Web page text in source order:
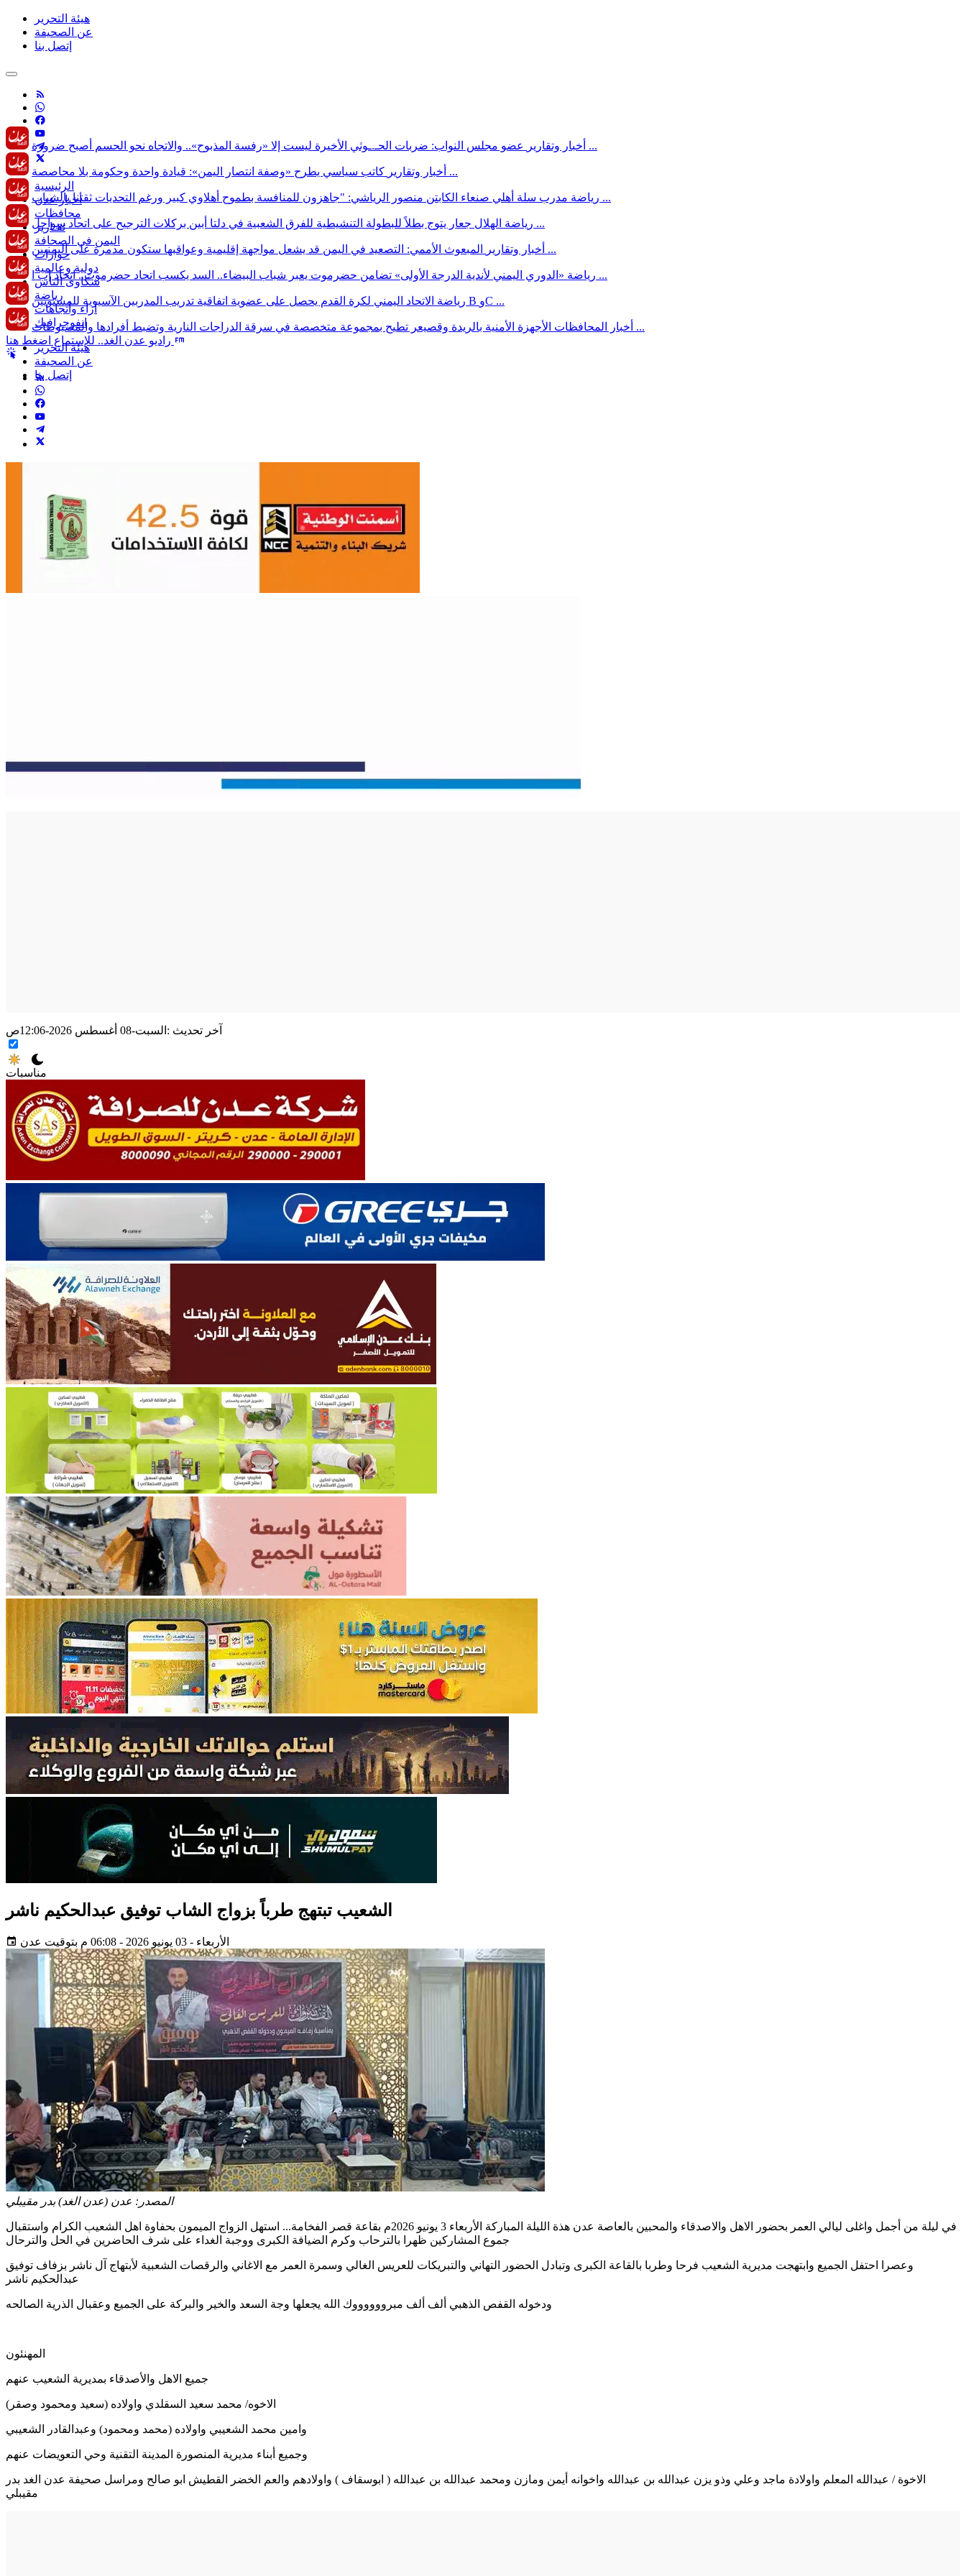
هيئة التحرير
عن الصحيفة
إتصل بنا
الرئيسية
أخبار عدن
محافظات
تقـارير
اليمن في الصحافة
حوارات
دولية وعالمية
شكاوى الناس
رياضة
آراء وأتجاهات
انفوجرافيك
هيئة التحرير
عن الصحيفة
إتصل بنا
أخبار وتقارير عضو مجلس النواب: ضربات الحـ.ـوثي الأخيرة ليست إلا «رفسة المذبوح».. والاتجاه نحو الحسم أصبح ضرورة ...
أخبار وتقارير كاتب سياسي يطرح «وصفة انتصار اليمن»: قيادة واحدة وحكومة بلا محاصصة ...
رياضة مدرب سلة أهلي صنعاء الكابتن منصور الرياشي: "جاهزون للمنافسة بطموح أهلاوي كبير ورغم التحديات ثقتنا بالشباب ...
رياضة الهلال جعار يتوج بطلاً للبطولة التنشيطية للفرق الشعبية في دلتا أبين بركلات الترجيح على اتحاد سواحل ...
أخبار وتقارير المبعوث الأممي: التصعيد في اليمن قد يشعل مواجهة إقليمية وعواقبها ستكون مدمرة على اليمنيين ...
رياضة «الدوري اليمني لأندية الدرجة الأولى» تضامن حضرموت يعبر شباب البيضاء.. السد يكسب اتحاد حضرموت.. اتحاد إب ا ...
رياضة الاتحاد اليمني لكرة القدم يحصل على عضوية اتفاقية تدريب المدربين الآسيوية للمستويين B وC ...
أخبار المحافظات الأجهزة الأمنية بالريدة وقصيعر تطيح بمجموعة متخصصة في سرقة الدراجات النارية وتضبط أفرادها والمضبوطات ...
آخر تحديث : السبت-08 أغسطس 2026-12:06ص
مناسبات
الشعيب تبتهج طرباً بزواج الشاب توفيق عبدالحكيم ناشر
الأربعاء - 03 يونيو 2026 - 06:08 م بتوقيت عدن
المصدر: عدن (عدن الغد) بدر مقيبلي
في ليلة من أجمل واغلى ليالي العمر بحضور الاهل والاصدقاء والمحبين بالعاصة عدن هذة الليلة المباركة الأربعاء 3 يونيو 2026م بقاعة قصر الفخامة... استهل الزواج الميمون بحفاوة اهل الشعيب الكرام واستقبال
جموع المشاركين ظهرا بالترحاب وكرم الضيافة الكبرى ووجبة الغداء على شرف الحاضرين في الحل والترحال
وعصرا احتفل الجميع وابتهجت مديرية الشعيب فرحا وطربا بالقاعة الكبرى وتبادل الحضور التهاني والتبريكات للعريس الغالي وسمرة العمر مع الاغاني والرقصات الشعبية لأبتهاج آل ناشر بزفاف توفيق
عبدالحكيم ناشر
ودخوله القفص الذهبي ألف ألف مبرووووووك الله يجعلها وجة السعد والخير والبركة على الجميع وعقبال الذرية الصالحه
المهنئون
جميع الاهل والأصدقاء بمديرية الشعيب عنهم
الاخوه/ محمد سعيد السقلدي واولاده (سعيد ومحمود وصقر)
وامين محمد الشعيبي واولاده (محمد ومحمود) وعبدالقادر الشعيبي
وجميع أبناء مديرية المنصورة المدينة التقنية وحي التعويضات عنهم
الاخوة / عبدالله المعلم واولادة ماجد وعلي وذو يزن عبدالله بن عبدالله واخوانه أيمن ومازن ومحمد عبدالله بن عبدالله ( ابوسقاف ) واولادهم والعم الخضر القطيش ابو صالح ومراسل صحيفة عدن الغد بدر
مقيبلي